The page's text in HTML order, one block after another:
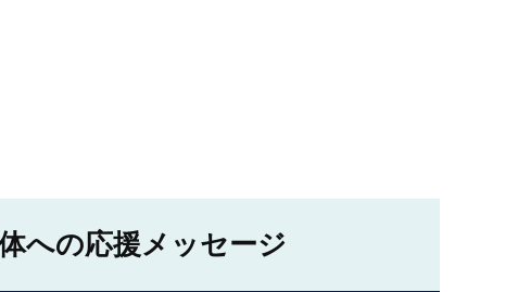
への応援メッセージ